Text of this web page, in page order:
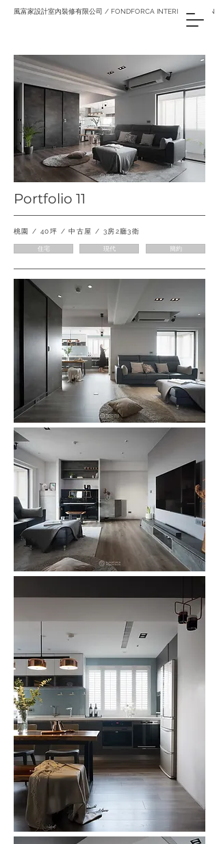
風富家設計室內裝修有限公司 / FONDFORCA INTERIOR DESIGN
Portfolio 11
桃園 / 40坪 / 中古屋 / 3房2廳3衛
住宅 現代 簡約